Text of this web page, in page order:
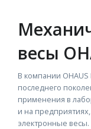
весы
В компании
последнего
применения в
и на
электронные